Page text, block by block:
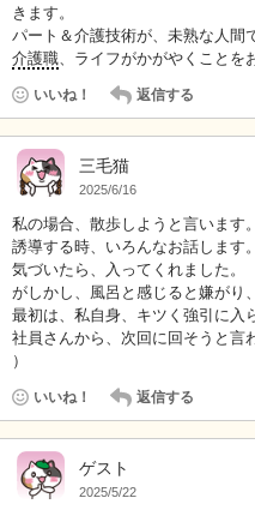
きます。
パート＆介護技術が、未熟な人間
介護職、ライフがかがやくことを
いいね！ 返信する
三毛猫
2025/6/16
私の場合、散歩しようと言います。
誘導する時、いろんなお話します。
気づいたら、入ってくれました。
がしかし、風呂と感じると嫌がり
最初は、私自身、キツく強引に入
社員さんから、次回に回そうと言
）
いいね！ 返信する
ゲスト
2025/5/22